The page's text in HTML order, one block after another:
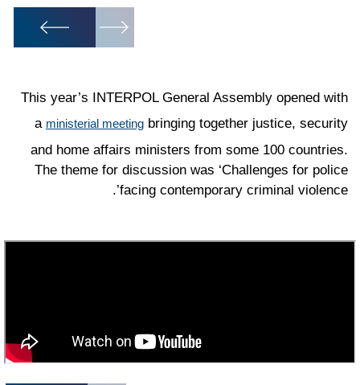
1
This year’s INTERPOL General Assembly opened with
a ministerial meeting bringing together justice, security
and home affairs ministers from some 100 countries.
The theme for discussion was ‘Challenges for police
facing contemporary criminal violence’.